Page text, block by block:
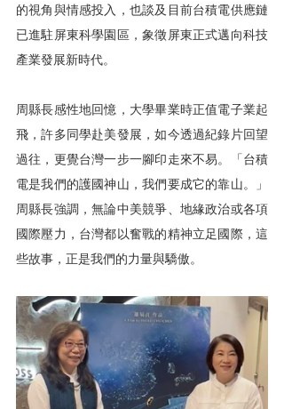
的視角與情感投入，也談及目前台積電供應鏈
已進駐屏東科學園區，象徵屏東正式邁向科技
產業發展新時代。
周縣長感性地回憶，大學畢業時正值電子業起
飛，許多同學赴美發展，如今透過紀錄片回望
過往，更覺台灣一步一腳印走來不易。「台積
電是我們的護國神山，我們要成它的靠山。」
周縣長強調，無論中美競爭、地緣政治或各項
國際壓力，台灣都以奮戰的精神立足國際，這
些故事，正是我們的力量與驕傲。